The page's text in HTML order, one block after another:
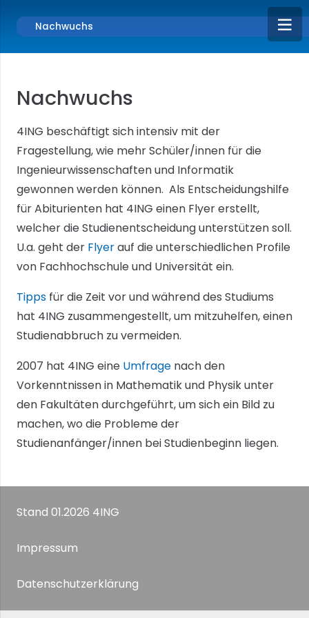
Nachwuchs
Nachwuchs
4ING beschäftigt sich intensiv mit der
Fragestellung, wie mehr Schüler/innen für die
Ingenieurwissenschaften und Informatik
gewonnen werden können. Als Entscheidungshilfe
für Abiturienten hat 4ING einen Flyer erstellt,
welcher die Studienentscheidung unterstützen soll.
U.a. geht der Flyerauf die unterschiedlichen Profile
von Fachhochschule und Universität ein.
Tipps für die Zeit vor und während des Studiums
hat 4ING zusammengestellt, um mitzuhelfen, einen
Studienabbruch zu vermeiden.
2007 hat 4ING eine Umfrage nach den
Vorkenntnissen in Mathematik und Physik unter
den Fakultäten durchgeführt, um sich ein Bild zu
machen, wo die Probleme der
Studienanfänger/innen bei Studienbeginn liegen.
Stand 01.2026 4ING
Impressum
Datenschutzerklärung